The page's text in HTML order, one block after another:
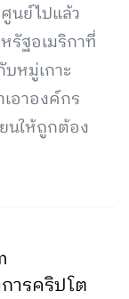
นย์ไปแล้ว
รัฐอเมริกาที่
หมู่เกาะ
อาองค์กร
นให้ถูกต้อง
ารคริปโต